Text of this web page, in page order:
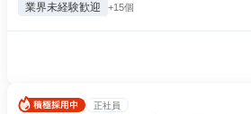
業界未経験歓迎 +15個
正社員